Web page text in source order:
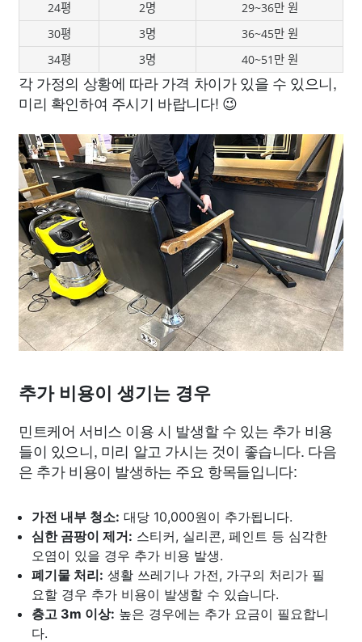
24평 2명
29~36만 원
30평
3명
36~45만 원
34평
3명 40~51만 원
각 가정의 상황에 따라 가격 차이가 있을 수 있으니,
미리 확인하여 주시기 바랍니다! 😉
추가 비용이 생기는 경우
민트케어 서비스 이용 시 발생할 수 있는 추가 비용
들이 있으니, 미리 알고 가시는 것이 좋습니다. 다음
은 추가 비용이 발생하는 주요 항목들입니다:
가전 내부 청소: 대당 10,000원이 추가됩니다.
심한 곰팡이 제거: 스티커, 실리콘, 페인트 등 심각한
오염이 있을 경우 추가 비용 발생.
폐기물 처리: 생활 쓰레기나 가전, 가구의 처리가 필
요할 경우 추가 비용이 발생할 수 있습니다.
층고 3m 이상: 높은 경우에는 추가 요금이 필요합니
다.